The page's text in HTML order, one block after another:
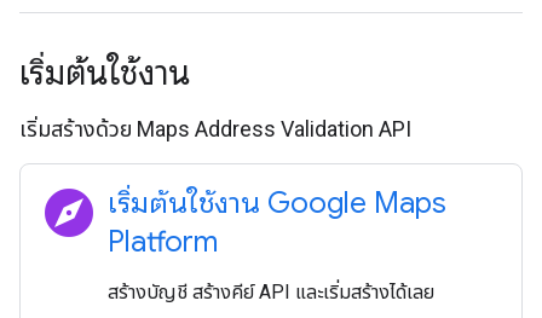
เริ่มต้นใช้งาน
เริ่มสร้างด้วย Maps Address Validation API
explore เริ่มต้นใช้งาน Google Maps
Platform
สร้างบัญชี สร้างคีย์ API และเริ่มสร้างได้เลย